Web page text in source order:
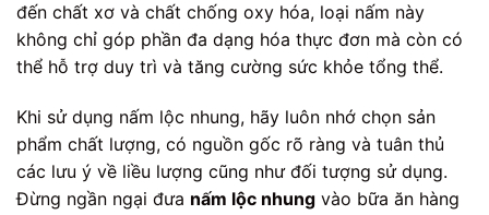
đến chất xơ và chất chống oxy hóa, loại nấm này
không chỉ góp phần đa dạng hóa thực đơn mà còn có
thể hỗ trợ duy trì và tăng cường sức khỏe tổng thể.
Khi sử dụng nấm lộc nhung, hãy luôn nhớ chọn sản
phẩm chất lượng, có nguồn gốc rõ ràng và tuân thủ
các lưu ý về liều lượng cũng như đối tượng sử dụng.
Đừng ngần ngại đưa nấm lộc nhung vào bữa ăn hàng